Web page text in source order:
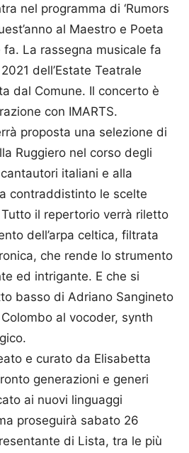
nel programma di ‘Rumors
al Maestro e Poeta
La rassegna musicale fa
dell’Estate Teatrale
dal Comune. Il concerto è
con IMARTS.
proposta una selezione di
Ruggiero nel corso degli
italiani e alla
contraddistinto le scelte
il repertorio verrà riletto
dell’arpa celtica, filtrata
che rende lo strumento
ed intrigante. E che si
basso di Adriano Sangineto
al vocoder, synth
e curato da Elisabetta
generazioni e generi
ai nuovi linguaggi
proseguirà sabato 26
di Lista, tra le più